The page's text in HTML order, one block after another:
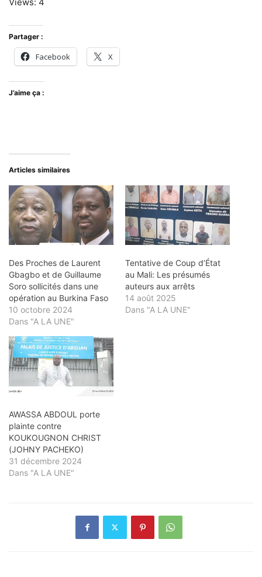
Partager :
Facebook X
J’aime ça :
Articles similaires
Des Proches de Laurent
Gbagbo et de Guillaume
Soro sollicités dans une
opération au Burkina Faso
10 octobre 2024
Dans "A LA UNE"
Tentative de Coup d’État
au Mali: Les présumés
auteurs aux arrêts
14 août 2025
Dans "A LA UNE"
AWASSA ABDOUL porte
plainte contre
KOUKOUGNON CHRIST
(JOHNY PACHEKO)
31 décembre 2024
Dans "A LA UNE"